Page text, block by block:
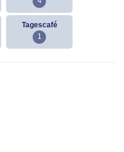
Tagescafé
1